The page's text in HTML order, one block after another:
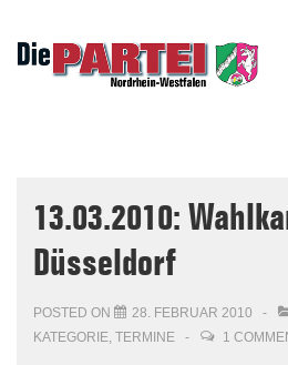
Skip
13.03.2010:
Düsseldorf
POSTED ON 28. FEBRUAR 2010
KATEGORIE, TERMINE 1